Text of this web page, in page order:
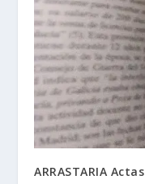
ARRASTARIA